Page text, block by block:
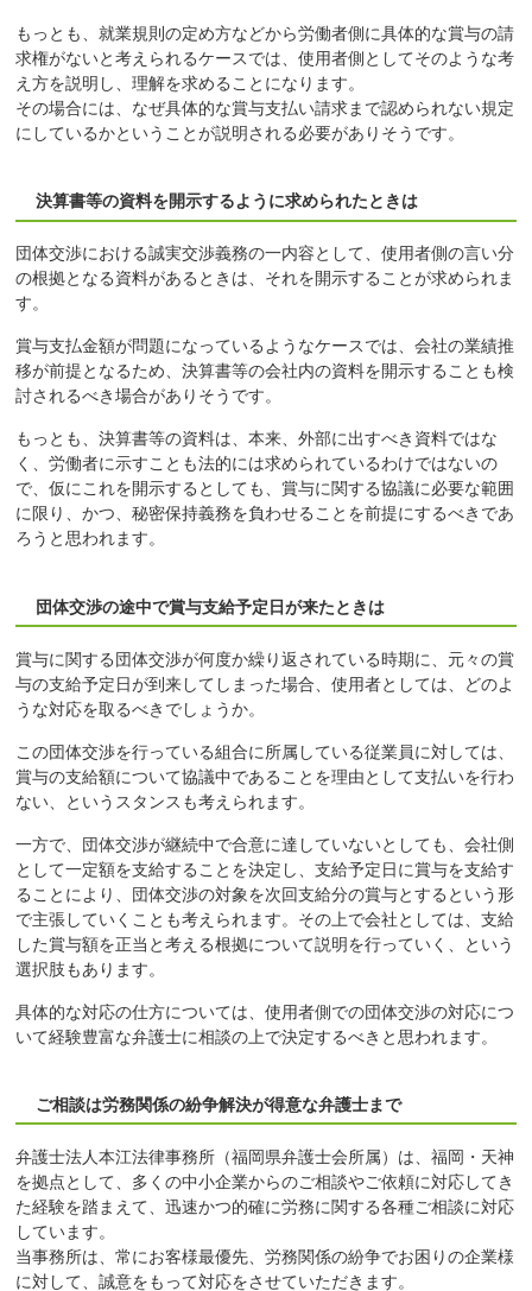
もっとも、就業規則の定め方などから労働者側に具体的な賞与の請
求権がないと考えられるケースでは、使用者側としてそのような考
え方を説明し、理解を求めることになります。
その場合には、なぜ具体的な賞与支払い請求まで認められない規定
にしているかということが説明される必要がありそうです。
決算書等の資料を開示するように求められたときは
団体交渉における誠実交渉義務の一内容として、使用者側の言い分
の根拠となる資料があるときは、それを開示することが求められま
す。
賞与支払金額が問題になっているようなケースでは、会社の業績推
移が前提となるため、決算書等の会社内の資料を開示することも検
討されるべき場合がありそうです。
もっとも、決算書等の資料は、本来、外部に出すべき資料ではな
く、労働者に示すことも法的には求められているわけではないの
で、仮にこれを開示するとしても、賞与に関する協議に必要な範囲
に限り、かつ、秘密保持義務を負わせることを前提にするべきであ
ろうと思われます。
団体交渉の途中で賞与支給予定日が来たときは
賞与に関する団体交渉が何度か繰り返されている時期に、元々の賞
与の支給予定日が到来してしまった場合、使用者としては、どのよ
うな対応を取るべきでしょうか。
この団体交渉を行っている組合に所属している従業員に対しては、
賞与の支給額について協議中であることを理由として支払いを行わ
ない、というスタンスも考えられます。
一方で、団体交渉が継続中で合意に達していないとしても、会社側
として一定額を支給することを決定し、支給予定日に賞与を支給す
ることにより、団体交渉の対象を次回支給分の賞与とするという形
で主張していくことも考えられます。その上で会社としては、支給
した賞与額を正当と考える根拠について説明を行っていく、という
選択肢もあります。
具体的な対応の仕方については、使用者側での団体交渉の対応につ
いて経験豊富な弁護士に相談の上で決定するべきと思われます。
ご相談は労務関係の紛争解決が得意な弁護士まで
弁護士法人本江法律事務所（福岡県弁護士会所属）は、福岡・天神
を拠点として、多くの中小企業からのご相談やご依頼に対応してき
た経験を踏まえて、迅速かつ的確に労務に関する各種ご相談に対応
しています。
当事務所は、常にお客様最優先、労務関係の紛争でお困りの企業様
に対して、誠意をもって対応をさせていただきます。